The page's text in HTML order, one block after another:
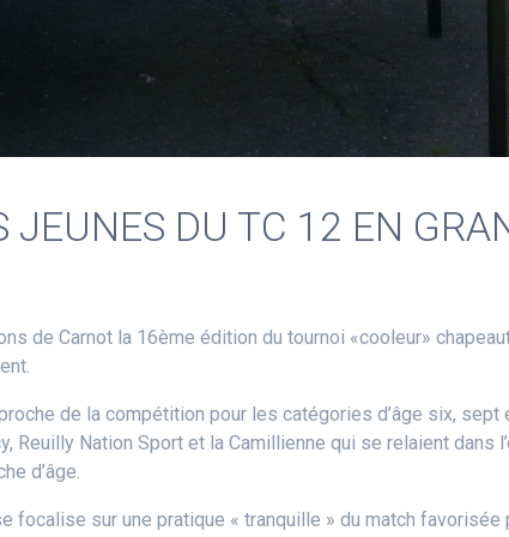
JEUNES DU TC 12 EN
de Carnot la 16ème édition du tournoi «cooleur»
de la compétition pour les catégories d’âge six, sept
Reuilly Nation Sport et la Camillienne qui se relaient dans
d’âge.
sur une pratique « tranquille » du match favorisée